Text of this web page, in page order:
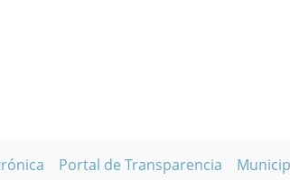
Portal de Transparencia